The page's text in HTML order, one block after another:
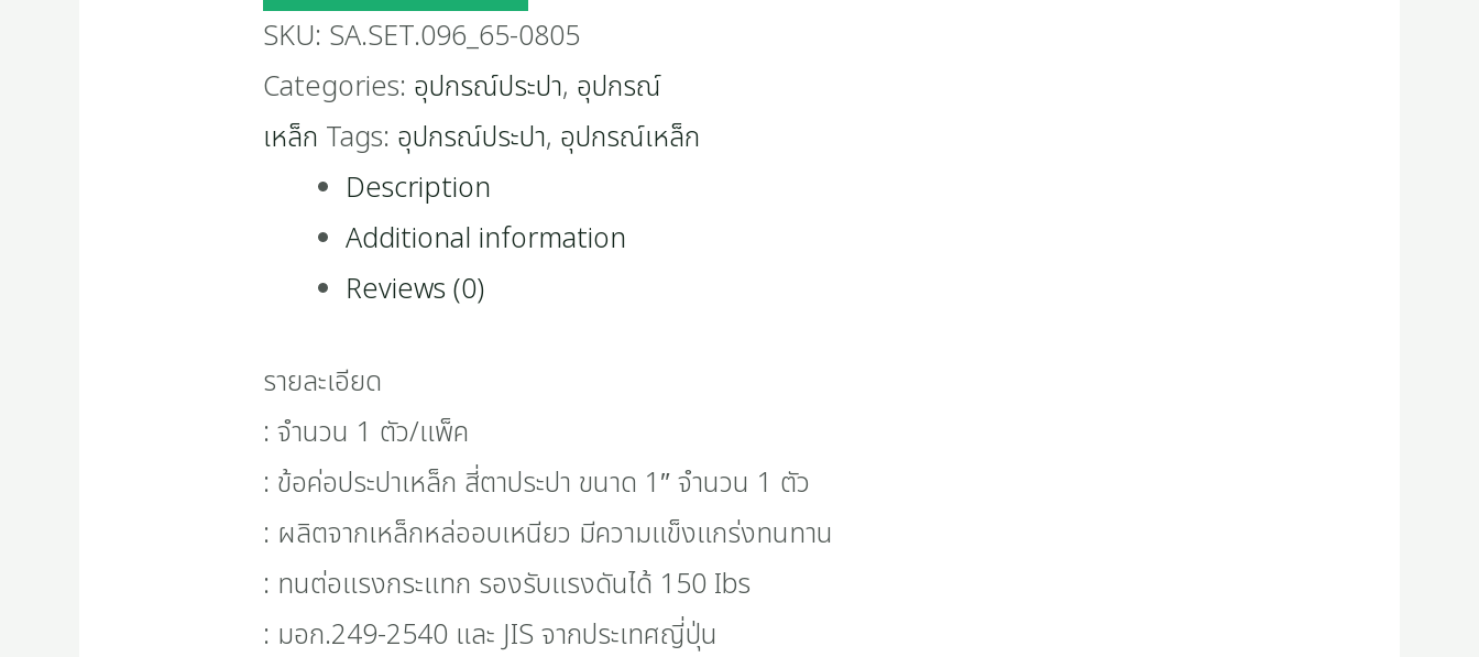
SKU: SA.SET.096_65-0805
Categories: อุปกรณ์ประปา, อุปกรณ์
เหล็ก Tags: อุปกรณ์ประปา, อุปกรณ์เหล็ก
Description
Additional information
Reviews (0)
รายละเอียด
: จำนวน 1 ตัว/แพ็ค
: ข้อค่อประปาเหล็ก สี่ตาประปา ขนาด 1″ จำนวน 1 ตัว
: ผลิตจากเหล็กหล่ออบเหนียว มีความแข็งแกร่งทนทาน
: ทนต่อแรงกระแทก รองรับแรงดันได้ 150 Ibs
: มอก.249-2540 และ JIS จากประเทศญี่ปุ่น